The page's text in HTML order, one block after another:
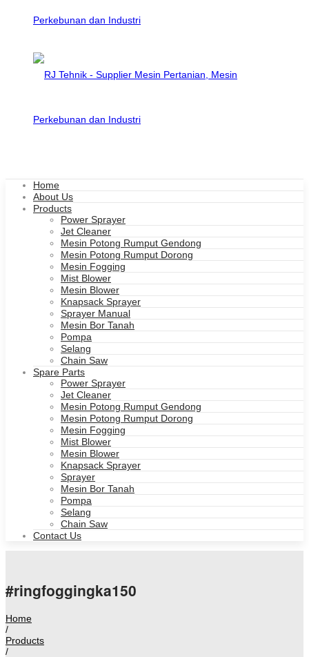
Home
About Us
Products
Power Sprayer
Jet Cleaner
Mesin Potong Rumput Gendong
Mesin Potong Rumput Dorong
Mesin Fogging
Mist Blower
Mesin Blower
Knapsack Sprayer
Sprayer Manual
Mesin Bor Tanah
Pompa
Selang
Chain Saw
Spare Parts
Power Sprayer
Jet Cleaner
Mesin Potong Rumput Gendong
Mesin Potong Rumput Dorong
Mesin Fogging
Mist Blower
Mesin Blower
Knapsack Sprayer
Sprayer
Mesin Bor Tanah
Pompa
Selang
Chain Saw
Contact Us
#ringfoggingka150
Home
/
Products
/